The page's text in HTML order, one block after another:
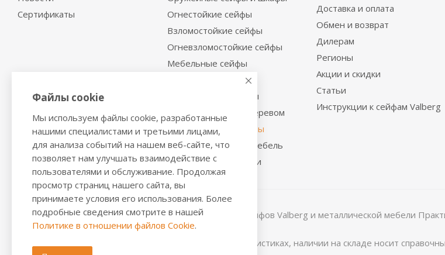
Сертификаты
Огнестойкие сейфы
Взломостойкие сейфы
Огневзломостойкие сейфы
Мебельные сейфы
Депозитные сейфы
Встраиваемые сейфы
Сейфы с отделкой деревом
Металлические шкафы
Производственная мебель
Металлические двери
Доставка и оплата
Обмен и возврат
Дилерам
Регионы
Акции и скидки
Статьи
Инструкции к сейфам Valberg
2016-2026 © VALBERGSAFE.RU — Интернет-магазин сейфов Valberg и металлической мебели
стеллажей, металлических дверей.
Информация о розничных ценах, технических характеристиках, наличии на складе носит
Файлы cookie
Мы используем файлы cookie, разработанные
нашими специалистами и третьими лицами,
для анализа событий на нашем веб-сайте, что
позволяет нам улучшать взаимодействие с
пользователями и обслуживание. Продолжая
просмотр страниц нашего сайта, вы
принимаете условия его использования. Более
подробные сведения смотрите в нашей
Политике в отношении файлов Cookie.